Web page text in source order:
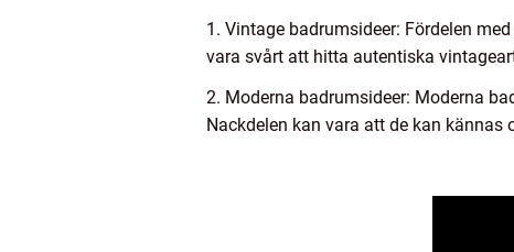
1. Vintage badrumsideer: Fördelen
vara svårt att hitta autentiska
2. Moderna badrumsideer: Moderna
Nackdelen kan vara att de kan